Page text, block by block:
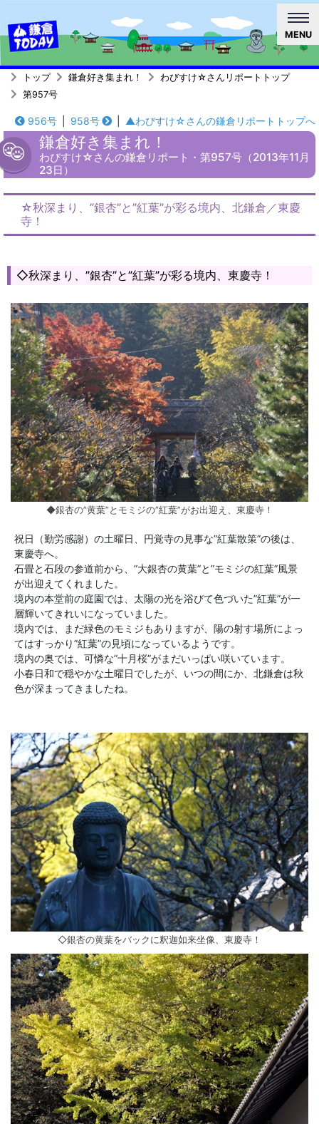
MENU
トップ 鎌倉好き集まれ！
わびすけ☆さんリポートトップ
第957号
956号 958号 ▲わびすけ☆さんの鎌倉リポートトップへ
鎌倉好き集まれ！
わびすけ☆さんの鎌倉リポート・第957号（2013年11月
23日）
☆秋深まり、”銀杏”と”紅葉”が彩る境内、北鎌倉／東慶
寺！
◇秋深まり、”銀杏”と”紅葉”が彩る境内、東慶寺！
◆銀杏の”黄葉”とモミジの”紅葉”がお出迎え、東慶寺！
祝日（勤労感謝）の土曜日、円覚寺の見事な”紅葉散策”の後は、
東慶寺へ。
石畳と石段の参道前から、”大銀杏の黄葉”と”モミジの紅葉”風景
が出迎えてくれました。
境内の本堂前の庭園では、太陽の光を浴びて色づいた”紅葉”が一
層輝いてきれいになっていました。
境内では、まだ緑色のモミジもありますが、陽の射す場所によっ
てはすっかり”紅葉”の見頃になっているようです。
境内の奥では、可憐な”十月桜”がまだいっぱい咲いています。
小春日和で穏やかな土曜日でしたが、いつの間にか、北鎌倉は秋
色が深まってきましたね。
◇銀杏の黄葉をバックに釈迦如来坐像、東慶寺！